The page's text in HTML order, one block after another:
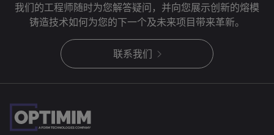
我们的工程师随时为您解答疑问，并向您展示创新的熔模
铸造技术如何为您的下一个及未来项目带来革新。
联系我们